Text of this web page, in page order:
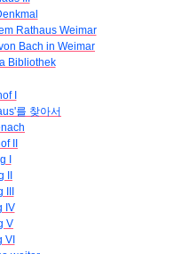
Rathaus Weimar
Bach in Weimar
Bibliothek
I
를 찾아서
II
I
IV
V
VI